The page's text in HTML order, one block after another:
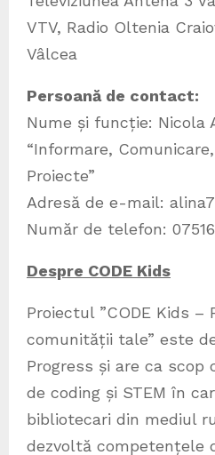
VTV, Radio Oltenia
Vâlcea
Persoană de contact:
Nume și funcție: Nicola
“Informare,
Proiecte”
Adresă de e-mail:
Număr de telefon:
Despre CODE Kids
Proiectul ”CODE Kids –
comunității tale” este
Progress și are ca scop
de coding și STEM în
bibliotecari din mediul
dezvoltă competențele